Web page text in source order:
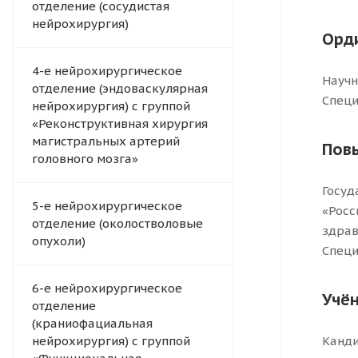
отделение (сосудистая
нейрохирургия)
4-e нейрохирургическое
отделение (эндоваскулярная
нейрохирургия) с группой
«Реконструктивная хирургия
магистральных артерий
головного мозга»
5-е нейрохирургическое
отделение (околостволовые
опухоли)
6-е нейрохирургическое
отделение
(краниофациальная
нейрохирургия) с группой